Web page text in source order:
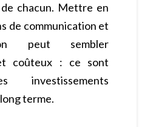
chacun. Mettre en
de communication et
peut sembler
coûteux : ce sont
investissements
terme.